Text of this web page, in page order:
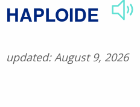
​HAPLOIDE
updated: August 9, 2026